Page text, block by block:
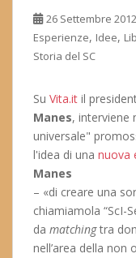
26 Settembre 2012
Esperienze, Idee,
Storia del SC
Su Vita.it il
Manes, interviene
universale"
l'idea di una nuova
Manes
– «di creare una
chiamiamola “ScI-
da matchingtra
nell’area della non